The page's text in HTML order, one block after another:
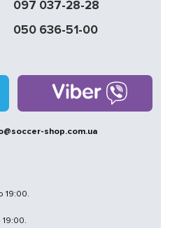
097 037-28-28
050 636-51-00
shop.com.ua
19:00.